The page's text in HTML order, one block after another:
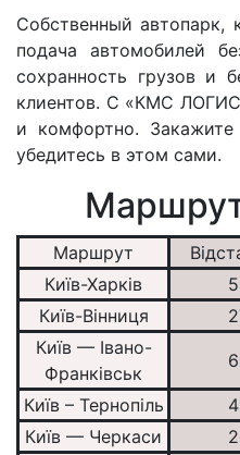
Собственный автопарк,
подача автомобилей
сохранность грузов и
клиентов. С «КМС
и комфортно.
убедитесь в этом сами.
Маршрут
Київ-Харків
Київ-Вінниця
Київ — Івано-
Франківськ
Київ – Тернопіль
Київ — Черкаси